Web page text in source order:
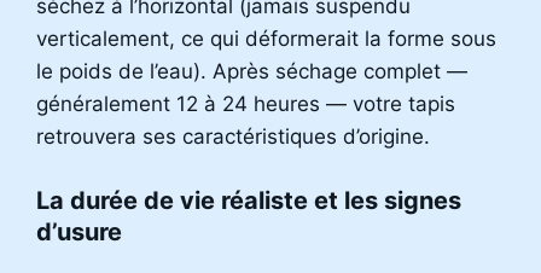
séchez à l’horizontal (jamais suspendu
verticalement, ce qui déformerait la forme sous
le poids de l’eau). Après séchage complet —
généralement 12 à 24 heures — votre tapis
retrouvera ses caractéristiques d’origine.
La durée de vie réaliste et les signes
d’usure